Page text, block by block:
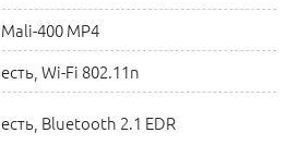
Mali-400 MP4
есть, Wi-Fi 802.11n
есть, Bluetooth 2.1 EDR